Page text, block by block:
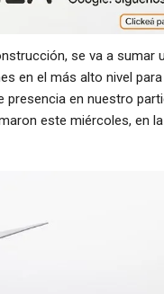
se va a sumar
en el más alto nivel
en nuestro
este miércoles, en